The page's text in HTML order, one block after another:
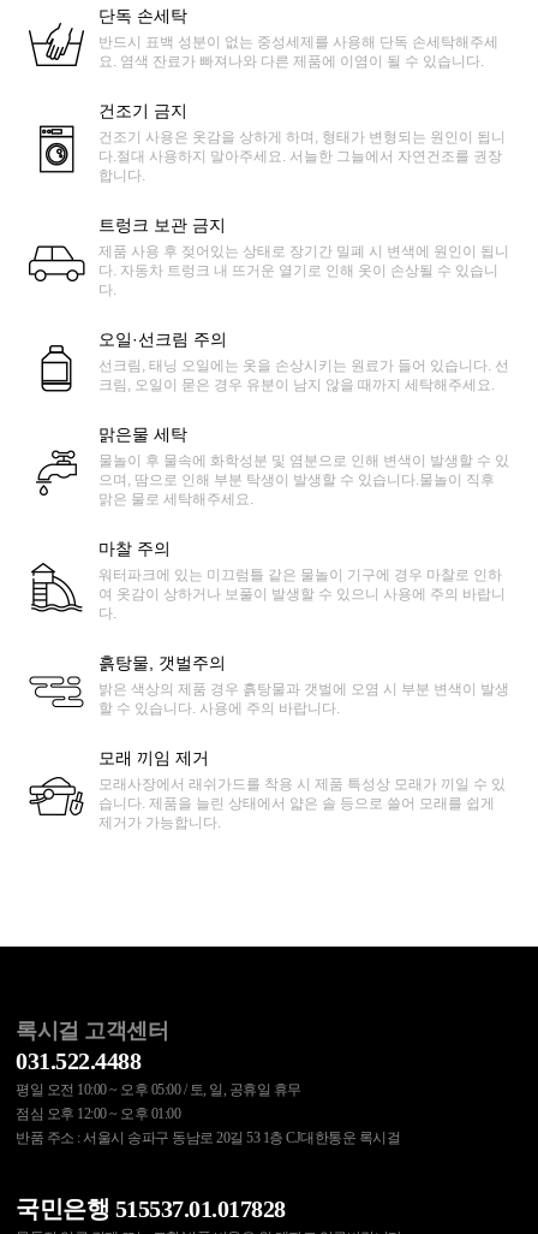
단독 손세탁
반드시 표백 성분이 없는 중성세제를 사용해 단독 손세탁해주세
요. 염색 잔료가 빠져나와 다른 제품에 이염이 될 수 있습니다.
건조기 금지
건조기 사용은 옷감을 상하게 하며, 형태가 변형되는 원인이 됩니
다.절대 사용하지 말아주세요. 서늘한 그늘에서 자연건조를 권장
합니다.
트렁크 보관 금지
제품 사용 후 젖어있는 상태로 장기간 밀폐 시 변색에 원인이 됩니
다. 자동차 트렁크 내 뜨거운 열기로 인해 옷이 손상될 수 있습니
다.
오일·선크림 주의
선크림, 태닝 오일에는 옷을 손상시키는 원료가 들어 있습니다. 선
크림, 오일이 묻은 경우 유분이 남지 않을 때까지 세탁해주세요.
맑은물 세탁
물놀이 후 물속에 화학성분 및 염분으로 인해 변색이 발생할 수 있
으며, 땀으로 인해 부분 탁생이 발생할 수 있습니다.물놀이 직후
맑은 물로 세탁해주세요.
마찰 주의
워터파크에 있는 미끄럼틀 같은 물놀이 기구에 경우 마찰로 인하
여 옷감이 상하거나 보풀이 발생할 수 있으니 사용에 주의 바랍니
다.
흙탕물, 갯벌주의
밝은 색상의 제품 경우 흙탕물과 갯벌에 오염 시 부분 변색이 발생
할 수 있습니다. 사용에 주의 바랍니다.
모래 끼임 제거
모래사장에서 래쉬가드를 착용 시 제품 특성상 모래가 끼일 수 있
습니다. 제품을 늘린 상태에서 얇은 솔 등으로 쓸어 모래를 쉽게
제거가 가능합니다.
록시걸 고객센터
031.522.4488
평일 오전 10:00 ~ 오후 05:00 / 토, 일, 공휴일 휴무
점심 오후 12:00 ~ 오후 01:00
반품 주소 : 서울시 송파구 동남로 20길 53 1층 CJ대한통운 록시걸
국민은행 515537.01.017828